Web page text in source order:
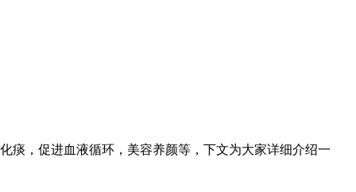
痰，促进血液循环，美容养颜等，下文为大家详细介绍一